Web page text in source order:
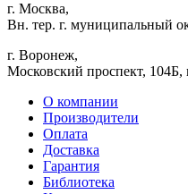
г. Москва,
Вн. тер. г. муниципальный
г. Воронеж,
​Московский проспект, 104Б,
О компании
Производители
Оплата
Доставка
Гарантия
Библиотека